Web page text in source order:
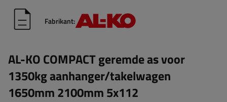
Fabrikant:
AL-KO COMPACT geremde as voor
1350kg aanhanger/takelwagen
1650mm 2100mm 5x112